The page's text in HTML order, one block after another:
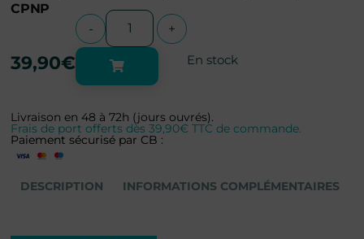
DESCRIPTION INFORMATIONS COMPLÉMENTAIRES
CPNP
39,90€ En stock
- +
Livraison en 48 à 72h (jours ouvrés).
Frais de port offerts dès 39,90€ TTC de commande.
Paiement sécurisé par CB :